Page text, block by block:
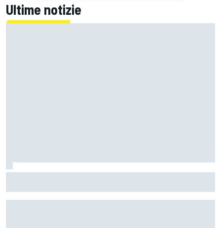
Ultime notizie